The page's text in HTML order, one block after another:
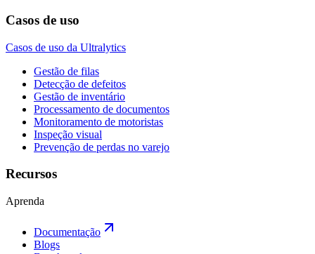
Casos de uso
Casos de uso da Ultralytics
Gestão de filas
Detecção de defeitos
Gestão de inventário
Processamento de documentos
Monitoramento de motoristas
Inspeção visual
Prevenção de perdas no varejo
Recursos
Aprenda
Documentação
Blogs